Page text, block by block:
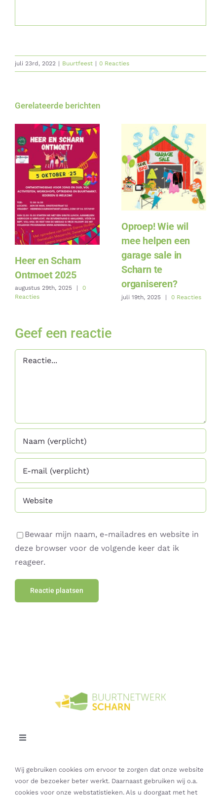
juli 23rd, 2022 | Buurtfeest | 0 Reacties
Gerelateerde berichten
Heer en Scharn
Ontmoet 2025
augustus 29th, 2025 |
0
Reacties
Oproep! Wie wil
mee helpen een
garage sale in
Scharn te
organiseren?
juli 19th, 2025 | 0 Reacties
Geef een reactie
Reactie
Bewaar mijn naam, e-mailadres en website in
deze browser voor de volgende keer dat ik
reageer.
Toggle
Privacybeleid
Wij gebruiken cookies om ervoor te zorgen dat onze website
voor de bezoeker beter werkt. Daarnaast gebruiken wij o.a.
cookies voor onze webstatistieken. Als u doorgaat met het